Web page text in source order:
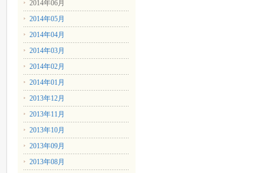
2014年06月
2014年05月
2014年04月
2014年03月
2014年02月
2014年01月
2013年12月
2013年11月
2013年10月
2013年09月
2013年08月